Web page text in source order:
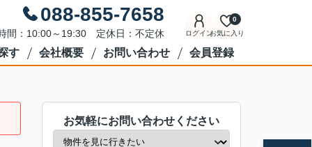
088-855-7658
間：10:00～19:30 定休日：不定休 ログインお気に入り
0
す 会社概要 お問い合わせ 会員登録
お気軽にお問い合わせください